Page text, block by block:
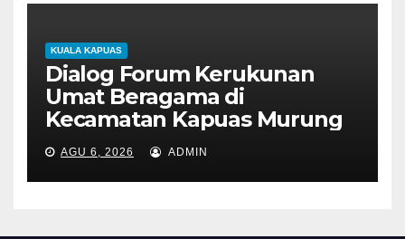
KUALA KAPUAS
Dialog Forum Kerukunan
Umat Beragama di
Kecamatan Kapuas Murung
AGU 6, 2026 ADMIN